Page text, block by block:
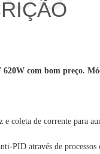
com bom preço.
coleta de corrente para
PID através de